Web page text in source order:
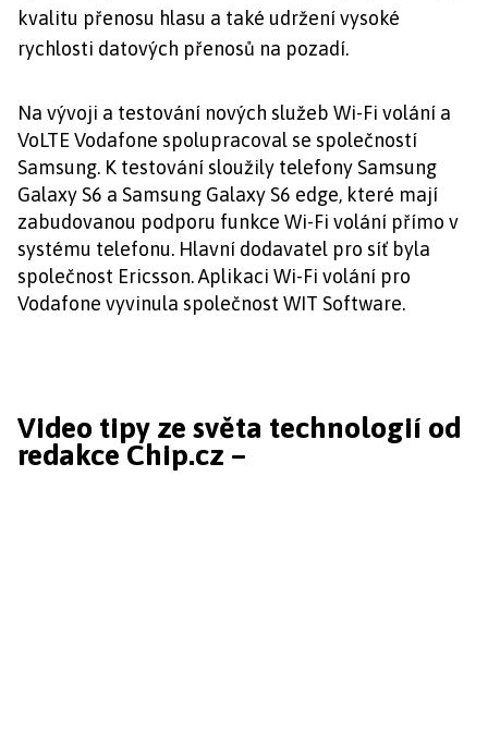
kvalitu přenosu hlasu a také udržení vysoké
rychlosti datových přenosů na pozadí.
Na vývoji a testování nových služeb Wi-Fi volání a
VoLTE Vodafone spolupracoval se společností
Samsung. K testování sloužily telefony Samsung
Galaxy S6 a Samsung Galaxy S6 edge, které mají
zabudovanou podporu funkce Wi-Fi volání přímo v
systému telefonu. Hlavní dodavatel pro síť byla
společnost Ericsson. Aplikaci Wi-Fi volání pro
Vodafone vyvinula společnost WIT Software.
Video tipy ze světa technologií od
redakce Chip.cz –